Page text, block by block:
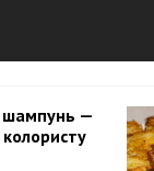
шампунь —